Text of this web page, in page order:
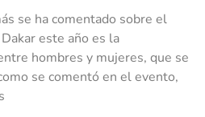
se ha comentado sobre el
este año es la
hombres y mujeres, que se
se comentó en el evento,